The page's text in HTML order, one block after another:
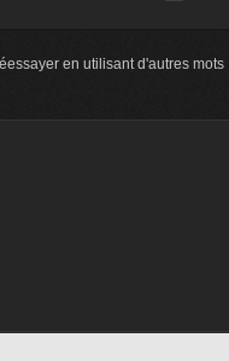
en utilisant d'autres mots